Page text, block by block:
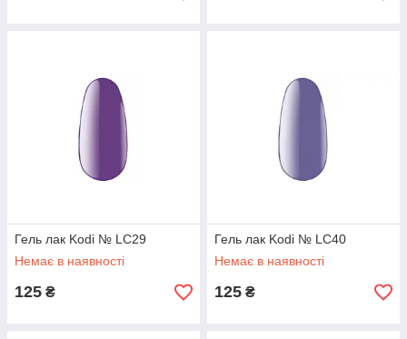
Гель лак Kodi № LC29
Немає в наявності
125 ₴
Гель лак Kodi № LC40
Немає в наявності
125 ₴